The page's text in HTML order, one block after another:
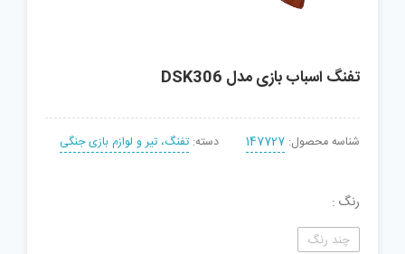
تفنگ اسباب بازی مدل DSK306
شناسه محصول: 147727 دسته: تفنگ، تیر و لوازم بازی جنگی
رنگ
چند رنگ